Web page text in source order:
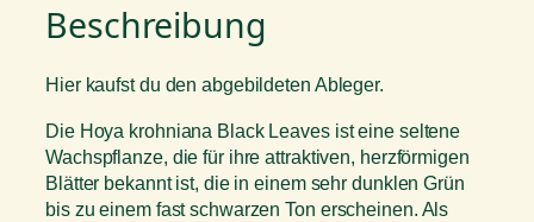
Beschreibung
Hier kaufst du den abgebildeten Ableger.
Die Hoya krohniana Black Leaves ist eine seltene
Wachspflanze, die für ihre attraktiven, herzförmigen
Blätter bekannt ist, die in einem sehr dunklen Grün
bis zu einem fast schwarzen Ton erscheinen. Als